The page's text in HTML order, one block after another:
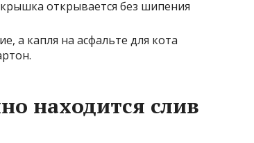
открывается без шипения
а капля на асфальте для кота
находится слив